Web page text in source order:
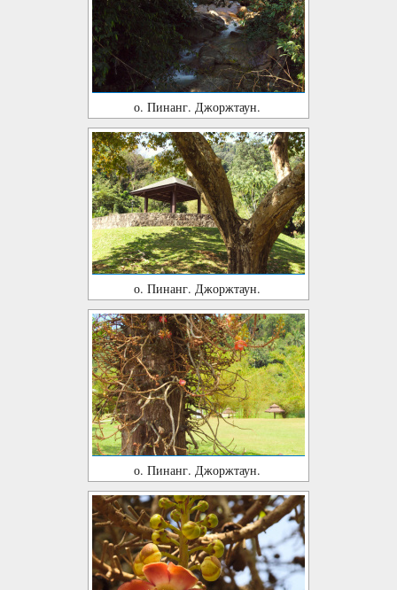
о. Пинанг. Джоржтаун.
о. Пинанг. Джоржтаун.
о. Пинанг. Джоржтаун.